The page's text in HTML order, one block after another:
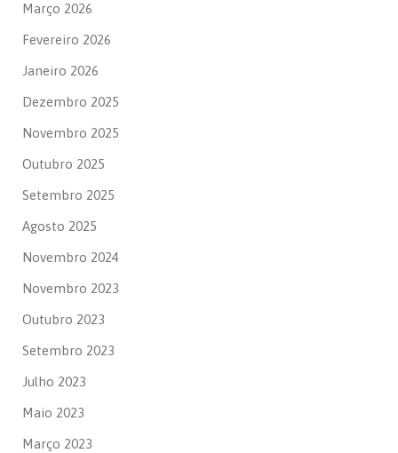
Março 2026
Fevereiro 2026
Janeiro 2026
Dezembro 2025
Novembro 2025
Outubro 2025
Setembro 2025
Agosto 2025
Novembro 2024
Novembro 2023
Outubro 2023
Setembro 2023
Julho 2023
Maio 2023
Março 2023